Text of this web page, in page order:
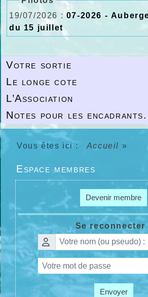
19/07/2026 :07-2026 -
du 15 juillet
Votre sortie
Le longe cote
L’Association
Notes pour les encadrants.
Vous êtes ici : Accueil »
Espace membres
Devenir membre
Se reconnecter
Envoyer